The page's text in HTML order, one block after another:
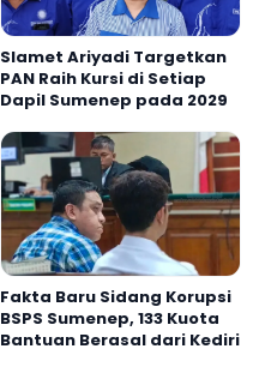
Slamet Ariyadi Targetkan
PAN Raih Kursi di Setiap
Dapil Sumenep pada 2029
Fakta Baru Sidang Korupsi
BSPS Sumenep, 133 Kuota
Bantuan Berasal dari Kediri